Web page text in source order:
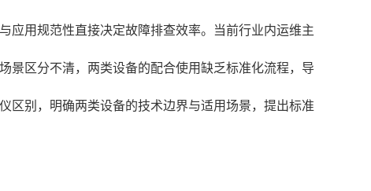
应用规范性直接决定故障排查效率。当前行业内运维主
景区分不清，两类设备的配合使用缺乏标准化流程，导
区别，明确两类设备的技术边界与适用场景，提出标准